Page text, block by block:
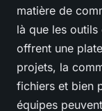
matière de
là que les
offrent une
projets, la
fichiers et bien
équipes